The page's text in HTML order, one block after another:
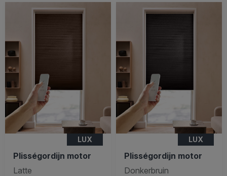
LUX
Plisségordijn motor
Latte
LUX
Plisségordijn motor
Donkerbruin